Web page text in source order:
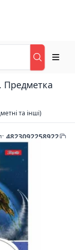
Предметка
та інші)
: 4823092258922